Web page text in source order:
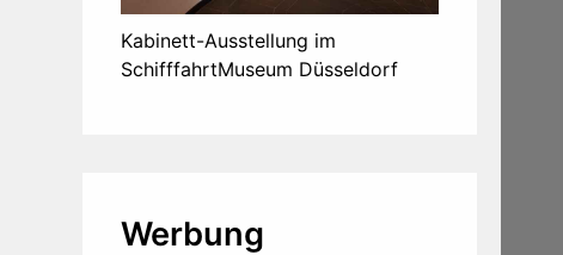
Kabinett-Ausstellung im
SchifffahrtMuseum Düsseldorf
Werbung